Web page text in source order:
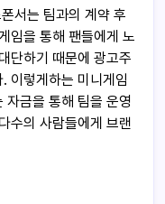
서는 팀과의 계약 후
임을 통해 팬들에게 노
단하기 때문에 광고주
이렇게하는 미니게임
자금을 통해 팀을 운영
수의 사람들에게 브랜